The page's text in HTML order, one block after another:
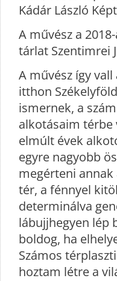
Kádár László
A művész a
tárlat Szentimrei
A művész így
itthon
ismernek, a
alkotásaim térbe
elmúlt évek
egyre nagyobb
megérteni
tér, a fénnyel
determinálva
lábujjhegyen lép
boldog, ha
Számos
hoztam létre a